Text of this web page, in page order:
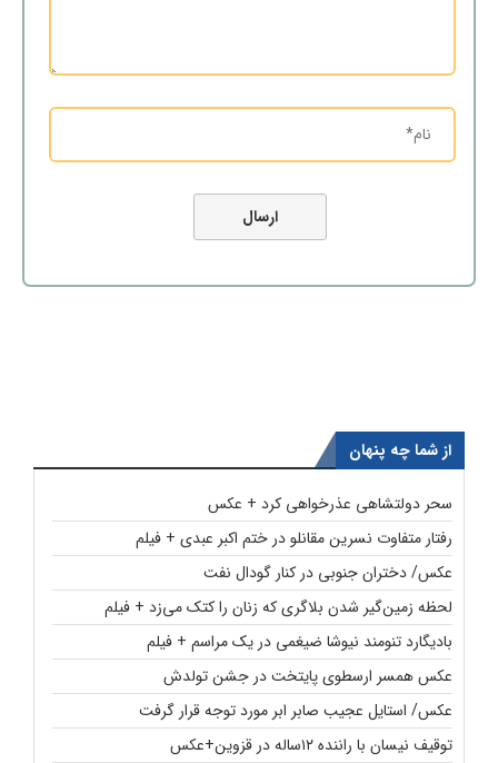
از شما چه پنهان
سحر دولتشاهی عذرخواهی کرد + عکس
رفتار متفاوت نسرین مقانلو در ختم اکبر عبدی + فیلم
عکس/ دختران جنوبی در کنار گودال نفت
لحظه زمین‌گیر شدن بلاگری که زنان را کتک می‌زد + فیلم
بادیگارد تنومند نیوشا ضیغمی در یک مراسم + فیلم
عکس همسر ارسطوی پایتخت در جشن تولدش
عکس/ استایل عجیب صابر ابر مورد توجه قرار گرفت
توقیف نیسان با راننده ۱۲ساله در قزوین+عکس